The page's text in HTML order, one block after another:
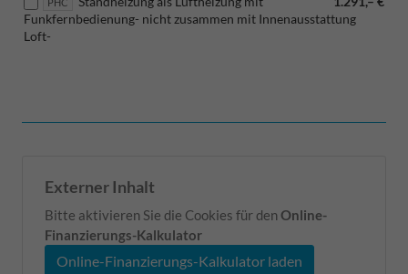
Funkfernbedienung- nicht zusammen mit Innenausstattung
Loft-
Externer Inhalt
Bitte aktivieren Sie die Cookies für den Online-
Finanzierungs-Kalkulator
Online-Finanzierungs-Kalkulator laden